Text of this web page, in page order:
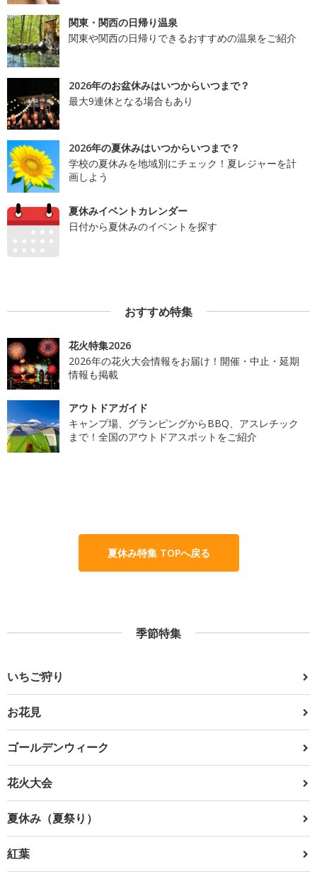
関東・関西の日帰り温泉
関東や関西の日帰りできるおすすめの温泉をご紹介
2026年のお盆休みはいつからいつまで？
最大9連休となる場合もあり
2026年の夏休みはいつからいつまで？
学校の夏休みを地域別にチェック！夏レジャーを計
画しよう
夏休みイベントカレンダー
日付から夏休みのイベントを探す
おすすめ特集
花火特集2026
2026年の花火大会情報をお届け！開催・中止・延期
情報も掲載
アウトドアガイド
キャンプ場、グランピングからBBQ、アスレチック
まで！全国のアウトドアスポットをご紹介
夏休み特集 TOPへ戻る
季節特集
いちご狩り
お花見
ゴールデンウィーク
花火大会
夏休み（夏祭り）
紅葉